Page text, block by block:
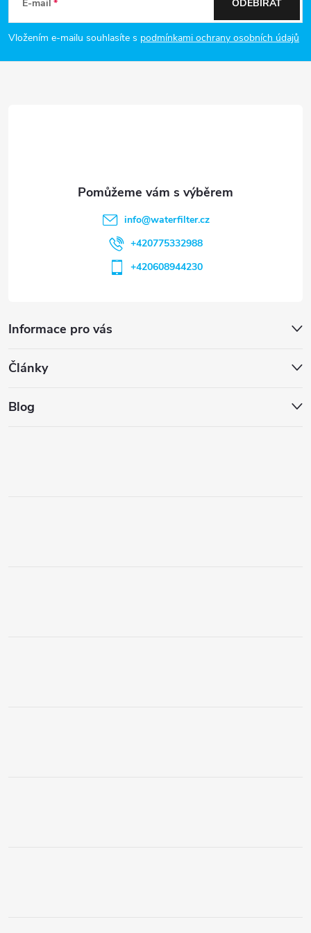
p
a
E-mail
Vložením e-mailu souhlasíte s podmínkami ochrany osobních údajů
ODEBÍRAT
Informace pro vás
Články
Blog
info@waterfilter.cz
+420775332988
+420608944230